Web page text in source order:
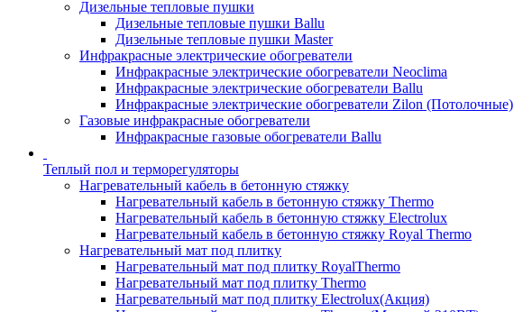
Дизельные тепловые пушки
Дизельные тепловые пушки Ballu
Дизельные тепловые пушки Master
Инфракрасные электрические обогреватели
Инфракрасные электрические обогреватели Neoclima
Инфракрасные электрические обогреватели Ballu
Инфракрасные электрические обогреватели Zilon (Потолочные)
Газовые инфракрасные обогреватели
Инфракрасные газовые обогреватели Ballu
Теплый пол и терморегуляторы
Нагревательный кабель в бетонную стяжку
Нагревательный кабель в бетонную стяжку Thermo
Нагревательный кабель в бетонную стяжку Electrolux
Нагревательный кабель в бетонную стяжку Royal Thermo
Нагревательный мат под плитку
Нагревательный мат под плитку RoyalThermo
Нагревательный мат под плитку Thermo
Нагревательный мат под плитку Electrolux(Акция)